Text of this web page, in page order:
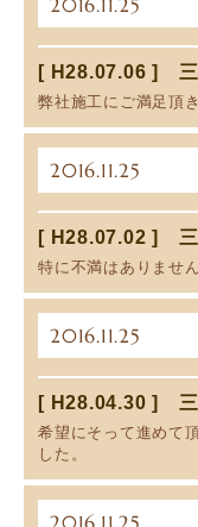
2016.11.25
[ H28.07.06 ]
弊社施工にご満足頂
2016.11.25
[ H28.07.02 ] 三
特に不満はありませ
2016.11.25
[ H28.04.30 ] 三
希望にそって進めて
した。
2016.11.25